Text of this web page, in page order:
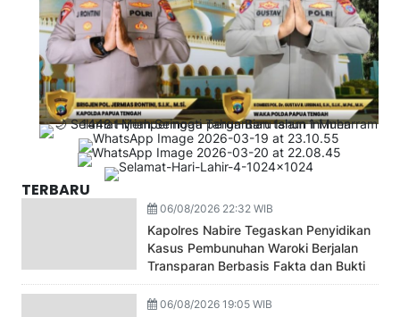
TERBARU
06/08/2026 22:32 WIB
Kapolres Nabire Tegaskan Penyidikan
Kasus Pembunuhan Waroki Berjalan
Transparan Berbasis Fakta dan Bukti
06/08/2026 19:05 WIB